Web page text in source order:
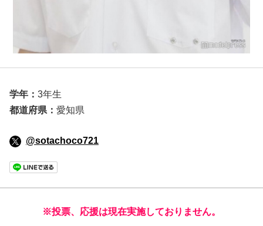
学年： 3年生
都道府県： 愛知県
@sotachoco721
※投票、応援は現在実施しておりません。